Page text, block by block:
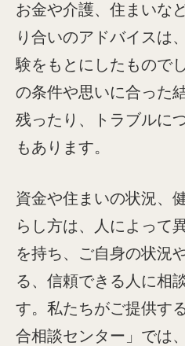
お金や介護、住まいな
り合いのアドバイスは
験をもとにしたもので
の条件や思いに合った
残ったり、トラブルに
もあります。
資金や住まいの状況、
らし方は、人によって
を持ち、ご自身の状況
る、信頼できる人に相
す。私たちがご提供す
合相談センター」では